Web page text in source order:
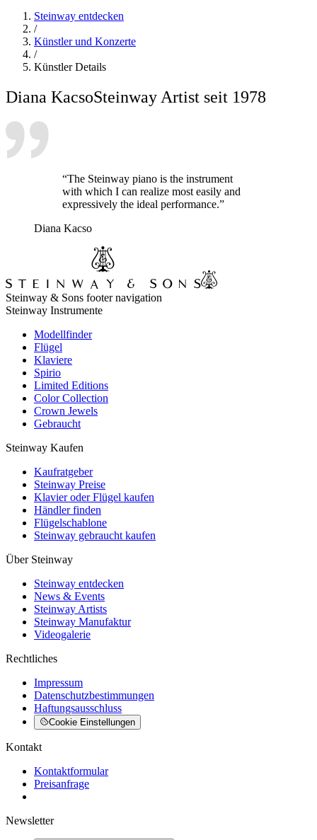
Steinway entdecken
/
Künstler und Konzerte
/
Künstler Details
Diana KacsoSteinway Artist seit 1978
“The Steinway piano is the instrument
with which I can realize most easily and
expressively the ideal performance.”
Diana Kacso
Steinway & Sons footer navigation
Steinway Instrumente
Modellfinder
Flügel
Klaviere
Spirio
Limited Editions
Color Collection
Crown Jewels
Gebraucht
Steinway Kaufen
Kaufratgeber
Steinway Preise
Klavier oder Flügel kaufen
Händler finden
Flügelschablone
Steinway gebraucht kaufen
Über Steinway
Steinway entdecken
News & Events
Steinway Artists
Steinway Manufaktur
Videogalerie
Rechtliches
Impressum
Datenschutzbestimmungen
Haftungsausschluss
Cookie Einstellungen
Kontakt
Kontaktformular
Preisanfrage
Newsletter